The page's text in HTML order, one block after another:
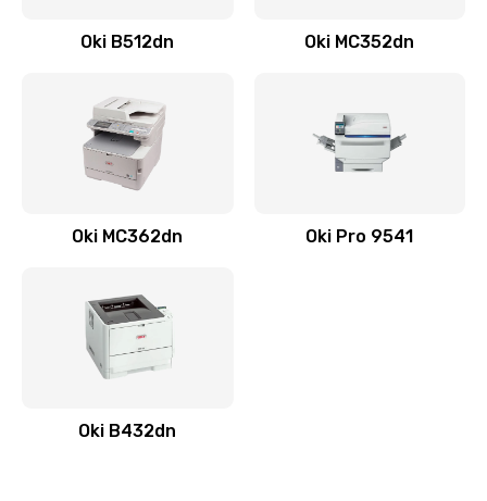
Oki B512dn Oki MC352dn
Oki MC362dn Oki Pro 9541
Oki B432dn